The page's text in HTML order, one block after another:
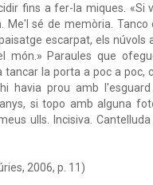
fins a fer-la miques. «Si
Me'l sé de memòria. Tanco
escarpat, els núvols
Paraules que
tancar la porta a poc a poc,
havia prou amb
si topo amb alguna
ulls. Incisiva.
2006, p. 11)